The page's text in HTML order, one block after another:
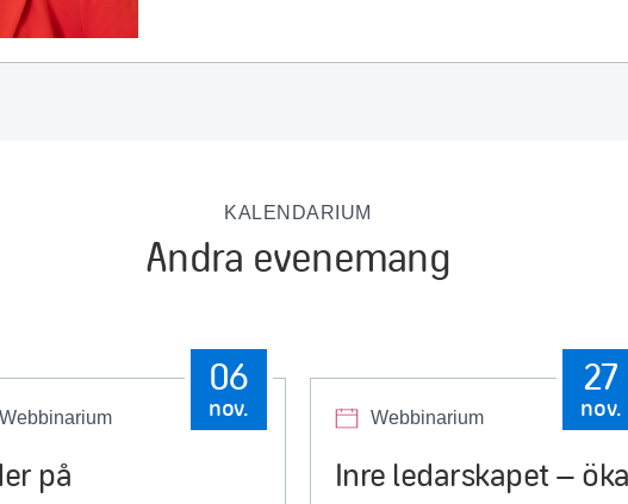
KALENDARIUM
Andra evenemang
Webbinarium
06
nov.
på
Webbinarium
27
nov.
Inre ledarskapet – öka